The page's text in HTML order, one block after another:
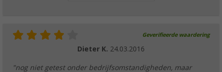
Geverifieerde waardering
Dieter K. 24.03.2016
"nog niet getest onder bedrijfsomstandigheden, maar